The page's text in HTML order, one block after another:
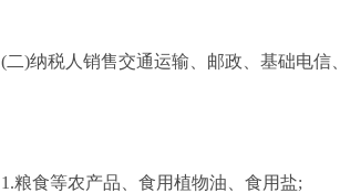
(二)纳税人销售交通运输、邮政、基础电
1.粮食等农产品、食用植物油、食用盐;